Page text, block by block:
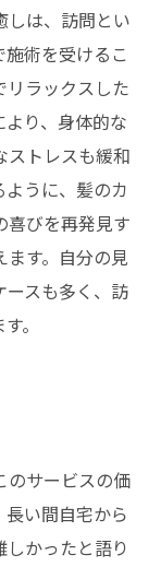
しは、訪問とい
術を受けるこ
リラックスした
り、身体的な
ストレスも緩和
うに、髪のカ
喜びを再発見す
す。自分の見
ースも多く、訪
。
のサービスの価
い間自宅から
かったと語り